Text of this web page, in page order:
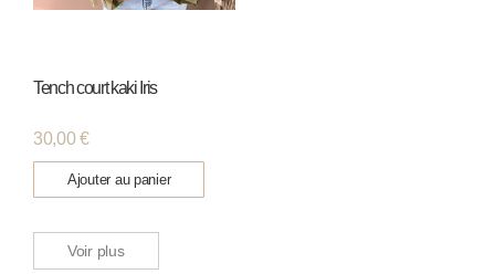
Tench court kaki Iris
30,00€
Ajouter au panier
Voir plus